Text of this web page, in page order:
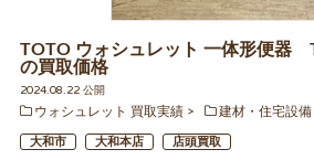
TOTO ウォシュレット 一体形便器
の買取価格
2024.08.22 公開
ウォシュレット 買取実績
建材・住宅設
大和市 大和本店 店頭買取